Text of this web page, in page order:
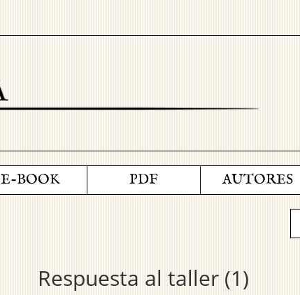
E-BOOK PDF AUTORES
Respuesta al taller (1)